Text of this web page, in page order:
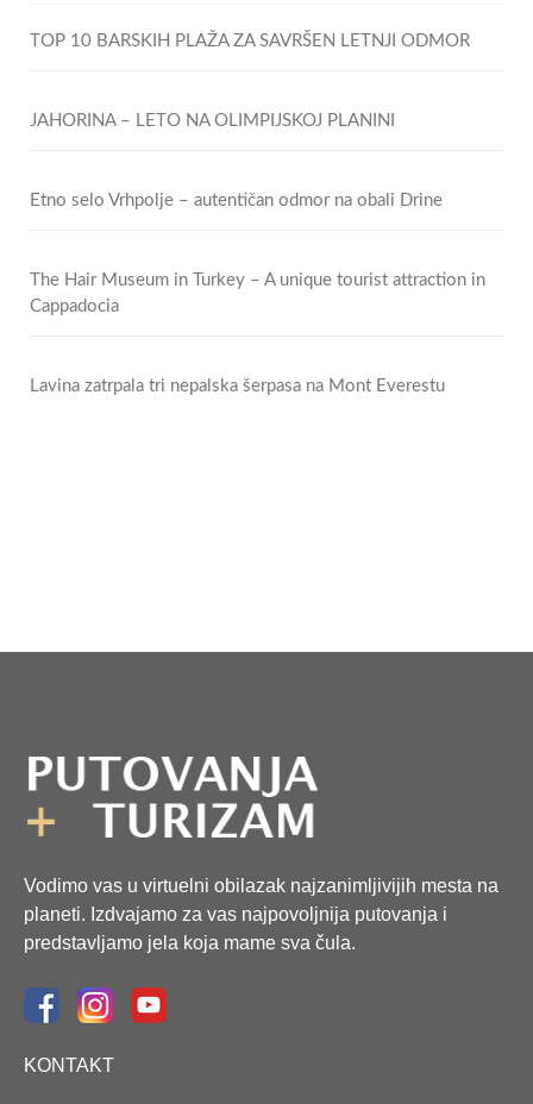
TOP 10 BARSKIH PLAŽA ZA SAVRŠEN LETNJI ODMOR
JAHORINA – LETO NA OLIMPIJSKOJ PLANINI
Etno selo Vrhpolje – autentičan odmor na obali Drine
The Hair Museum in Turkey – A unique tourist attraction in
Cappadocia
Lavina zatrpala tri nepalska šerpasa na Mont Everestu
Vodimo vas u virtuelni obilazak najzanimljivijih mesta na
planeti. Izdvajamo za vas najpovoljnija putovanja i
predstavljamo jela koja mame sva čula.
KONTAKT